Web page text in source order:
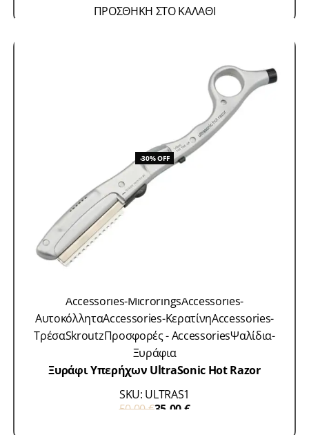
ΠΡΟΣΘΗΚΗ ΣΤΟ ΚΑΛΑΘΙ
-30% OFF
Accessories-MicroringsAccessories-
ΑυτοκόλληταAccessories-ΚερατίνηAccessories-
ΤρέσαSkroutzΠροσφορές - AccessoriesΨαλίδια-
Ξυράφια
Ξυράφι Υπερήχων UltraSonic Hot Razor
SKU: ULTRAS1
50,00€35,00€